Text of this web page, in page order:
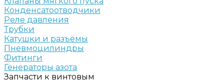
Конденсатоотводчики
Реле давления
Трубки
Катушки и разъёмы
Пневмоцилиндры
Фитинги
Генераторы азота
Запчасти к винтовым